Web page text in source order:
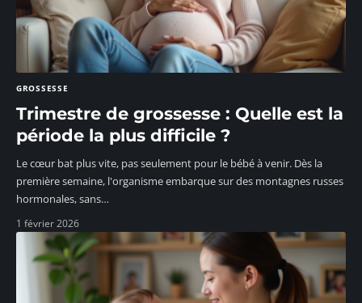
GROSSESSE
Trimestre de grossesse : Quelle est la
période la plus difficile ?
Le cœur bat plus vite, pas seulement pour le bébé à venir. Dès la
première semaine, l'organisme embarque sur des montagnes russes
hormonales, sans…
1 février 2026